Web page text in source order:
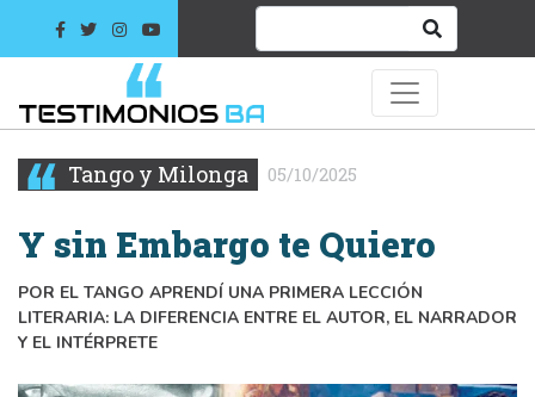
Tango y Milonga 05/10/2025
Y sin Embargo te Quiero
POR EL TANGO APRENDÍ UNA PRIMERA LECCIÓN
LITERARIA: LA DIFERENCIA ENTRE EL AUTOR, EL NARRADOR
Y EL INTÉRPRETE